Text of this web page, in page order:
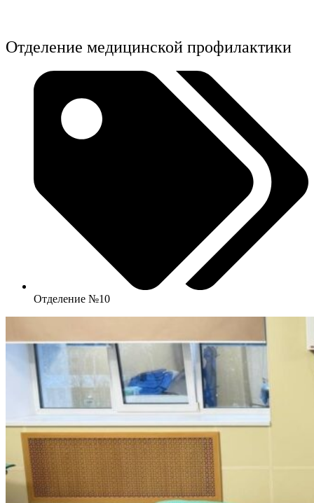
Отделение медицинской профилактики
Отделение №10